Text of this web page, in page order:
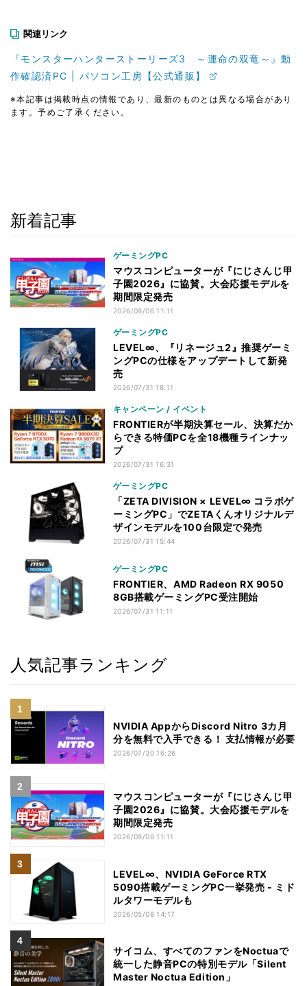
関連リンク
『モンスターハンターストーリーズ3 ～運命の双竜～』動
作確認済PC | パソコン工房【公式通販】
※本記事は掲載時点の情報であり、最新のものとは異なる場合があり
ます。予めご了承ください。
新着記事
ゲーミングPC
マウスコンピューターが『にじさんじ甲
子園2026』に協賛。大会応援モデルを
期間限定発売
2026/08/06 11:11
ゲーミングPC
LEVEL∞、『リネージュ2』推奨ゲーミ
ングPCの仕様をアップデートして新発
売
2026/07/31 18:11
キャンペーン / イベント
FRONTIERが半期決算セール、決算だか
らできる特価PCを全18機種ラインナッ
プ
2026/07/31 16:31
ゲーミングPC
「ZETA DIVISION × LEVEL∞ コラボゲ
ーミングPC」でZETAくんオリジナルデ
ザインモデルを100台限定で発売
2026/07/31 15:44
ゲーミングPC
FRONTIER、AMD Radeon RX 9050
8GB搭載ゲーミングPC受注開始
2026/07/31 11:11
人気記事ランキング
NVIDIA AppからDiscord Nitro 3カ月
分を無料で入手できる！ 支払情報が必要
2026/07/30 16:26
マウスコンピューターが『にじさんじ甲
子園2026』に協賛。大会応援モデルを
期間限定発売
2026/08/06 11:11
LEVEL∞、NVIDIA GeForce RTX
5090搭載ゲーミングPC一挙発売 - ミド
ルタワーモデルも
2026/05/08 14:17
サイコム、すべてのファンをNoctuaで
統一した静音PCの特別モデル「Silent
Master Noctua Edition」